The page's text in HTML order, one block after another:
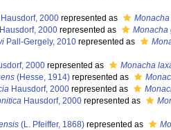
2000represented as
2000represented as Monacha
Pall-Gergely, 2010represented as
2000represented as Monacha
(Hesse, 1914)represented as
Hausdorf, 2000represented as
Hausdorf, 2000represented as
(L. Pfeiffer, 1868)represented as